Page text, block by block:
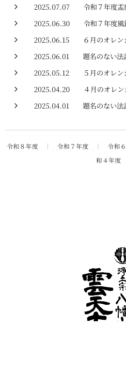
2025.07.07 令和７年度
2025.06.30 令和７年度
2025.06.15
６月のオレン
2025.06.01 題名のない法
2025.05.12
５月のオレン
2025.04.20
４月のオレ
2025.04.01 題名のない法
令和８年度 ｜ 令和７年度 ｜ 令和
和４年度